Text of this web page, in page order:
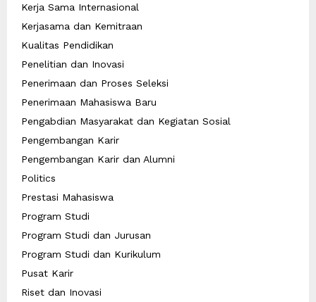
Kerja Sama Internasional
Kerjasama dan Kemitraan
Kualitas Pendidikan
Penelitian dan Inovasi
Penerimaan dan Proses Seleksi
Penerimaan Mahasiswa Baru
Pengabdian Masyarakat dan Kegiatan Sosial
Pengembangan Karir
Pengembangan Karir dan Alumni
Politics
Prestasi Mahasiswa
Program Studi
Program Studi dan Jurusan
Program Studi dan Kurikulum
Pusat Karir
Riset dan Inovasi